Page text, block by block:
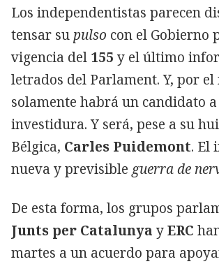
Los independentistas parecen
tensar su pulso con el Gobierno
vigencia del 155 y el último
letrados del Parlament. Y, por el
solamente habrá un candidato
investidura. Y será, pese a su
Bélgica, Carles Puidemont. El
nueva y previsible guerra de
De esta forma, los grupos
Junts per Catalunya yERC
martes a un acuerdo para